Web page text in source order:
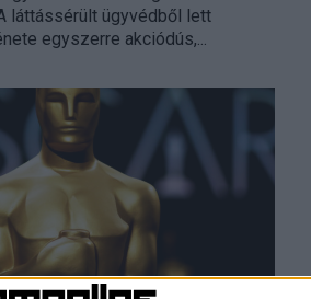
láttássérült ügyvédből lett
egyszerre akciódús,...